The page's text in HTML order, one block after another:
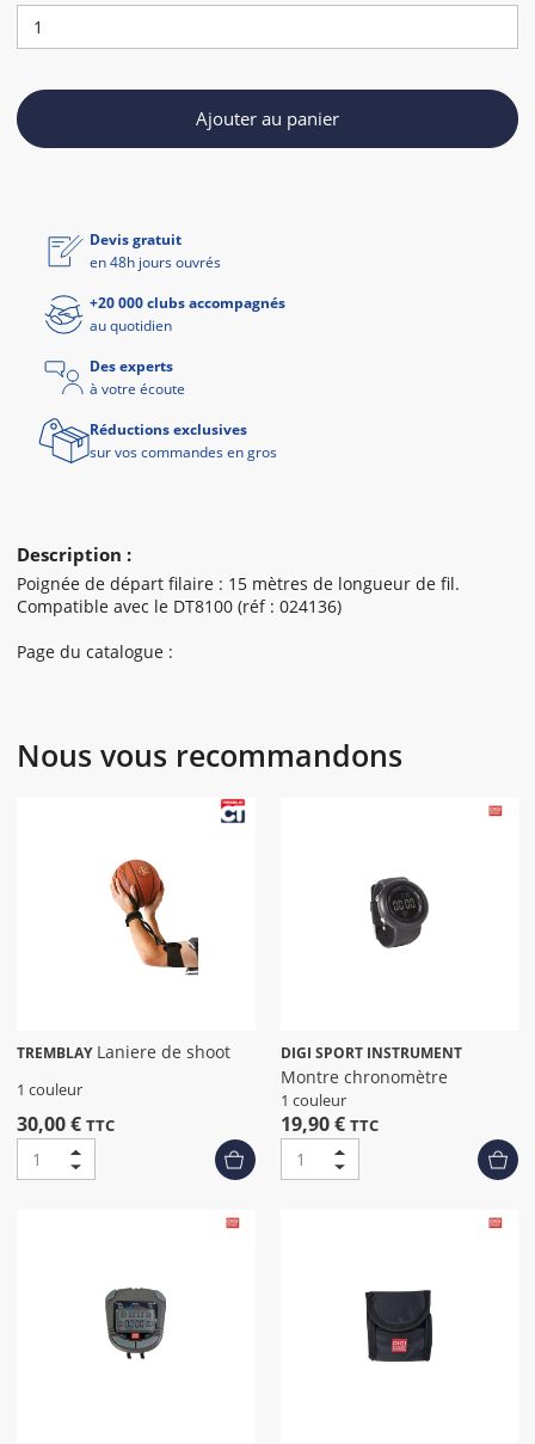
Ajouter au panier
Description :
Poignée de départ filaire : 15 mètres de longueur de fil.
Compatible avec le DT8100 (réf : 024136)
Page du catalogue :
Devis gratuit
en 48h jours ouvrés
+20 000 clubs accompagnés
au quotidien
Des experts
à votre écoute
Réductions exclusives
sur vos commandes en gros
Nous vous recommandons
TREMBLAY Laniere de shoot
1 couleur
30,00 € TTC
DIGI SPORT INSTRUMENT
Montre chronomètre
1 couleur
19,90 € TTC